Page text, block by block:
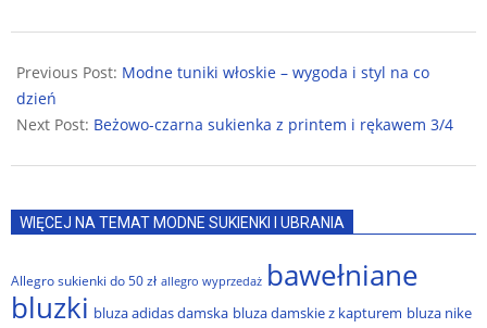
08-
29
Previous Post: Modne tuniki włoskie – wygoda i styl na co
dzień
Next Post: Beżowo-czarna sukienka z printem i rękawem 3/4
WIĘCEJ NA TEMAT MODNE SUKIENKI I UBRANIA
Allegro sukienki do 50 zł allegro wyprzedaż bawełniane
bluzki bluza adidas damska bluza damskie z kapturem bluza nike